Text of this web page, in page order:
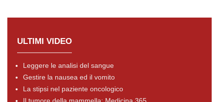
ULTIMI VIDEO
Leggere le analisi del sangue
Gestire la nausea ed il vomito
La stipsi nel paziente oncologico